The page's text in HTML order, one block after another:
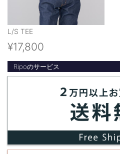
L/S TEE
¥17,800
Ripoのサービス